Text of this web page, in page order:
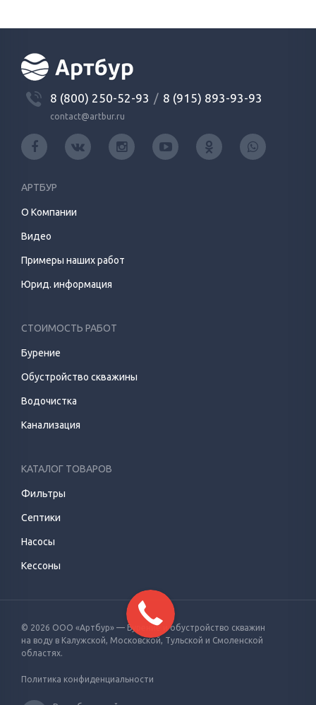
8 (800) 250-52-93 / 8 (915) 893-93-93
contact@artbur.ru
АРТБУР
О Компании
Видео
Примеры наших работ
Юрид. информация
СТОИМОСТЬ РАБОТ
Бурение
Обустройство скважины
Водочистка
Канализация
КАТАЛОГ ТОВАРОВ
Фильтры
Септики
Насосы
Кессоны
© 2026 ООО «Артбур» — Бурение и обустройство скважин
на воду в Калужской, Московской, Тульской и Смоленской
областях.
Политика конфиденциальности